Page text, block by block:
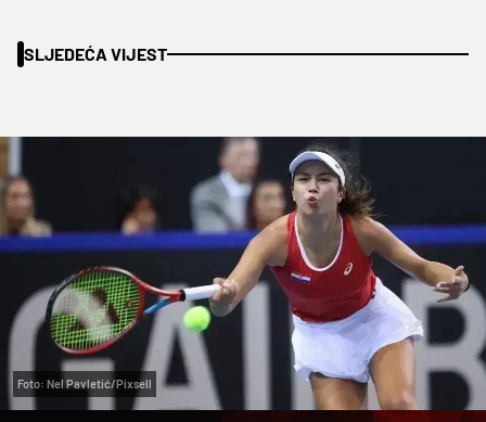
SLJEDEĆA VIJEST
Foto: Nel Pavletić/Pixsell